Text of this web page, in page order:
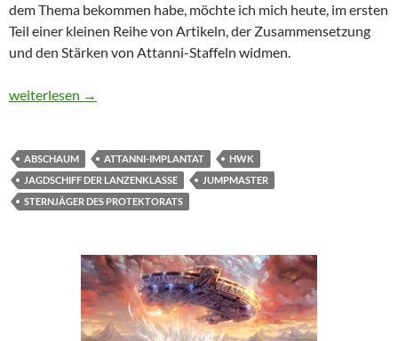
dem Thema bekommen habe, möchte ich mich heute, im ersten
Teil einer kleinen Reihe von Artikeln, der Zusammensetzung
und den Stärken von Attanni-Staffeln widmen.
Die drei Säulen der Stärke – Attanni-Staffeln Teil 1
weiterlesen →
ABSCHAUM ATTANNI-IMPLANTAT
HWK
JAGDSCHIFF DER LANZENKLASSE
JUMPMASTER
STERNJÄGER DES PROTEKTORATS